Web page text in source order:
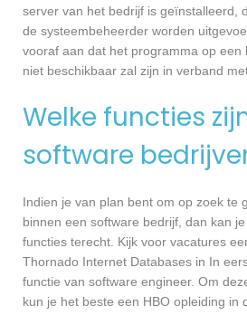
server van het bedrijf is geïnstalleerd,
de systeembeheerder worden
vooraf aan dat het programma op een
niet beschikbaar zal zijn in verband
Welke functies
software
Indien je van plan bent om op zoek te
binnen een software bedrijf, dan kan
functies terecht. Kijk voor vacatures
Thornado Internet Databases in In
functie van software engineer. Om
kun je het beste een HBO opleiding in